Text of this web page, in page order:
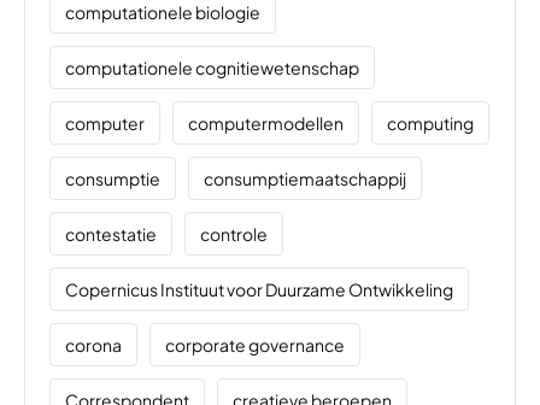
computationele biologie
computationele cognitiewetenschap
computer computermodellen computing
consumptie consumptiemaatschappij
contestatie controle
Copernicus Instituut voor Duurzame Ontwikkeling
corona corporate governance
Correspondent creatieve beroepen